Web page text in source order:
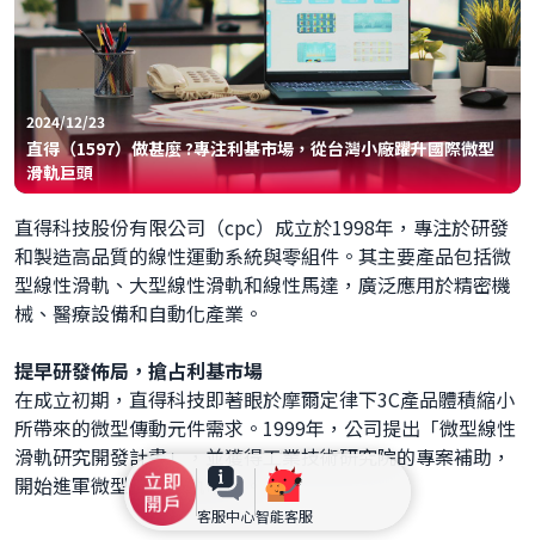
客服中心智能客服
2024/12/23
直得（1597）做甚麼 ?專注利基市場，從台灣小廠躍升國際微型
滑軌巨頭
直得科技股份有限公司（cpc）成立於1998年，專注於研發
和製造高品質的線性運動系統與零組件。其主要產品包括微
型線性滑軌、大型線性滑軌和線性馬達，廣泛應用於精密機
械、醫療設備和自動化產業。
提早研發佈局，搶占利基市場
在成立初期，直得科技即著眼於摩爾定律下3C產品體積縮小
所帶來的微型傳動元件需求。1999年，公司提出「微型線性
滑軌研究開發計畫」，並獲得工業技術研究院的專案補助，
開始進軍微型線性滑軌市場。